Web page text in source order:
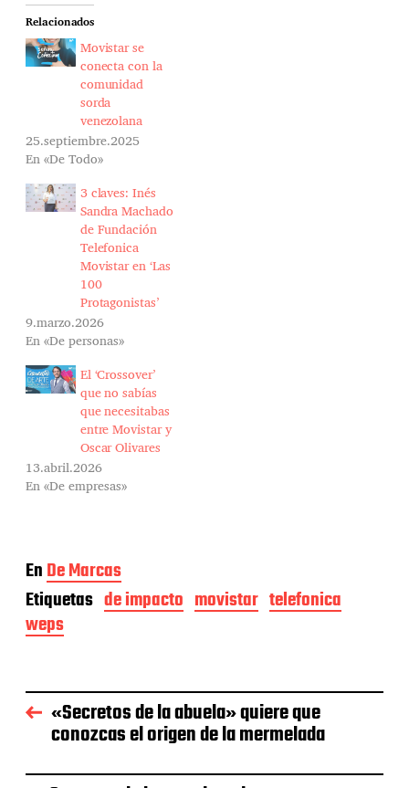
Relacionados
Movistar se
conecta con la
comunidad
sorda
venezolana
25.septiembre.2025
En «De Todo»
3 claves: Inés
Sandra Machado
de Fundación
Telefonica
Movistar en ‘Las
100
Protagonistas’
9.marzo.2026
En «De personas»
El ‘Crossover’
que no sabías
que necesitabas
entre Movistar y
Oscar Olivares
13.abril.2026
En «De empresas»
EnDe Marcas
Etiquetas de impacto movistar telefonica
weps
«Secretos de la abuela» quiere que
conozcas el origen de la mermelada